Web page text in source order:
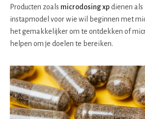
Producten zoals microdosing xpdienen als
instapmodel voor wie wil beginnen met
het gemakkelijker om te ontdekken of
helpen om je doelen te bereiken.